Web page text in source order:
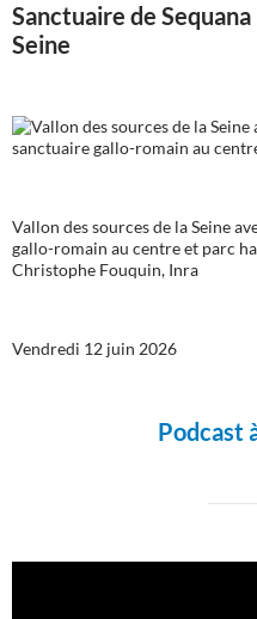
Sanctuaire de
Seine
Vallon des sources de la Seine
gallo-romain au centre et parc
Christophe Fouquin, Inra
Vendredi 12 juin 2026
Podcast